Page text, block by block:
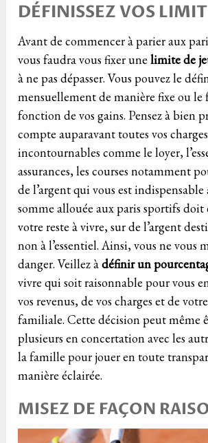
DÉFINISSEZ VOS
Avant de commencer à parier aux
vous faudra vous fixer une limite de
à ne pas dépasser. Vous pouvez le
mensuellement de manière fixe ou le
fonction de vos gains. Pensez à bien
compte auparavant toutes vos
incontournables comme le loyer,
assurances, les courses notamment
de l’argent qui vous est
somme allouée aux paris sportifs doit
votre reste à vivre, sur de l’argent
non à l’essentiel. Ainsi, vous ne vous
danger. Veillez àdéfinir un
vivre qui soit raisonnable pour vous
vos revenus, de vos charges et de
familiale. Cette décision peut même
plusieurs en concertation avec les
la famille pour jouer en toute
manière éclairée.
MISEZ DE FAÇON